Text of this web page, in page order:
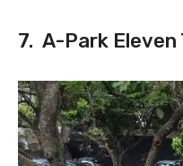
7. A-Park Eleven